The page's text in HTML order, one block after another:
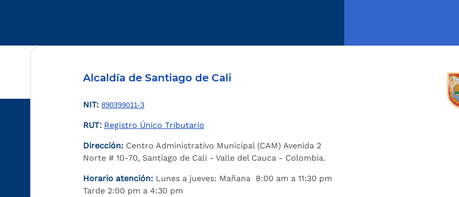
Alcaldía de Santiago de Cali
NIT: 890399011-3
RUT: Registro Único Tributario
Dirección: Centro Administrativo Municipal (CAM) Avenida 2
Norte # 10-70, Santiago de Cali - Valle del Cauca - Colombia.
Horario atención: Lunes a jueves: Mañana 8:00 am a 11:30 pm
Tarde 2:00 pm a 4:30 pm